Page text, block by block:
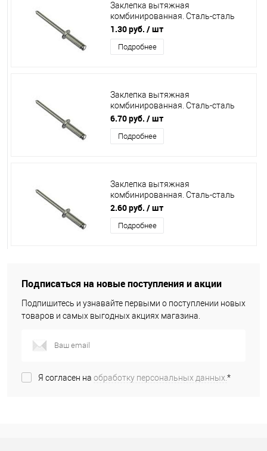
Заклепка вытяжная
комбинированная. Сталь-сталь
3,2х14 /1000/
1.30 руб. / шт
Подробнее
Заклепка вытяжная
комбинированная. Сталь-сталь
4,8х20 /250/
6.70 руб. / шт
Подробнее
Заклепка вытяжная
комбинированная. Сталь-сталь
4,0х16 /250/
2.60 руб. / шт
Подробнее
Подписаться на новые поступления и акции
Подпишитесь и узнавайте первыми о поступлении новых
товаров и самых выгодных акциях магазина.
Я согласен на обработку персональных данных.*